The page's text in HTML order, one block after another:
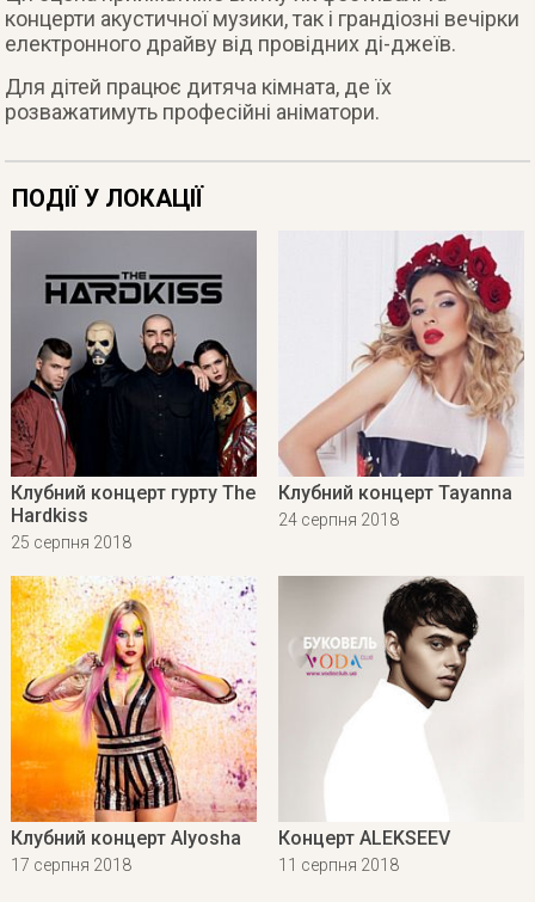
концерти акустичної музики, так і грандіозні вечірки
електронного драйву від провідних ді-джеїв.
Для дітей працює дитяча кімната, де їх
розважатимуть професійні аніматори.
ПОДІЇ У ЛОКАЦІЇ
Клубний концерт гурту The
Hardkiss
25 серпня 2018
Клубний концерт Tayanna
24 серпня 2018
Клубний концерт Alyosha
17 серпня 2018
Концерт ALEKSEEV
11 серпня 2018